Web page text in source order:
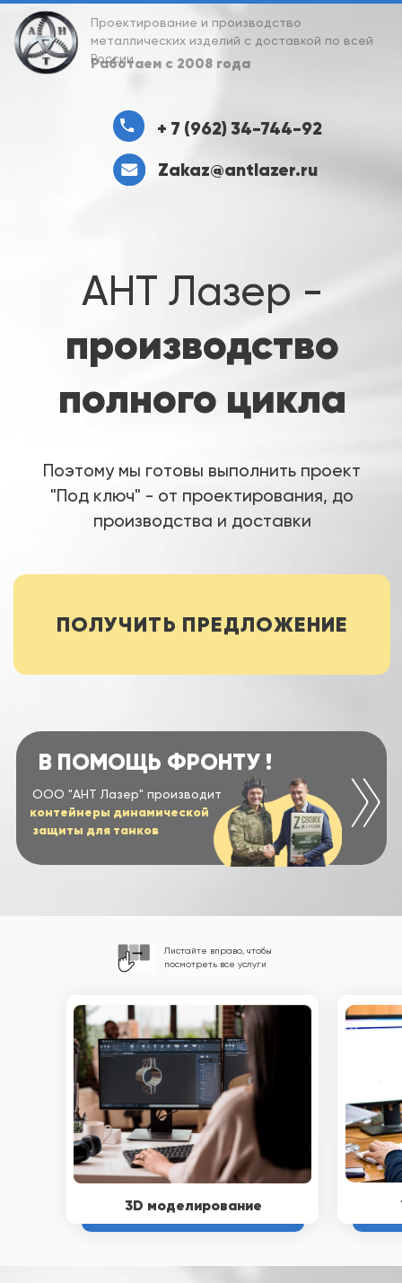
Проектирование и производство
металлических изделий с доставкой по всей
России
Работаем с 2008 года
полного цикла
Поэтому мы готовы выполнить проект
"Под ключ" - от проектирования, до
производства и доставки
Zakaz@antlazer.ru
3D моделирование
Листайте вправо, чтобы
посмотреть все услуги